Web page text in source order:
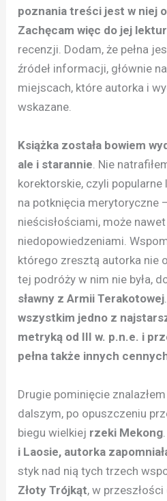
poznania treści jest w niej
Zachęcam więc do jej
recenzji. Dodam, że pełna
źródeł informacji, głównie
miejscach, które autorka i
wskazane.
Książka została bowiem
ale i starannie. Nie
korektorskie, czyli
na potknięcia merytoryczne
nieścisłościami, może
niedopowiedzeniami.
którego zresztą autorka nie
tej podróży w nim nie była,
sławny z Armii Terakotowej.
wszystkim jedno z
metryką od III w. p.n.e. i
pełna także innych
Drugie pominięcie
dalszym, po opuszczeniu
biegu wielkiej rzeki Mekong
i Laosie, autorka
styk nad nią tych trzech
Złoty Trójkąt, w